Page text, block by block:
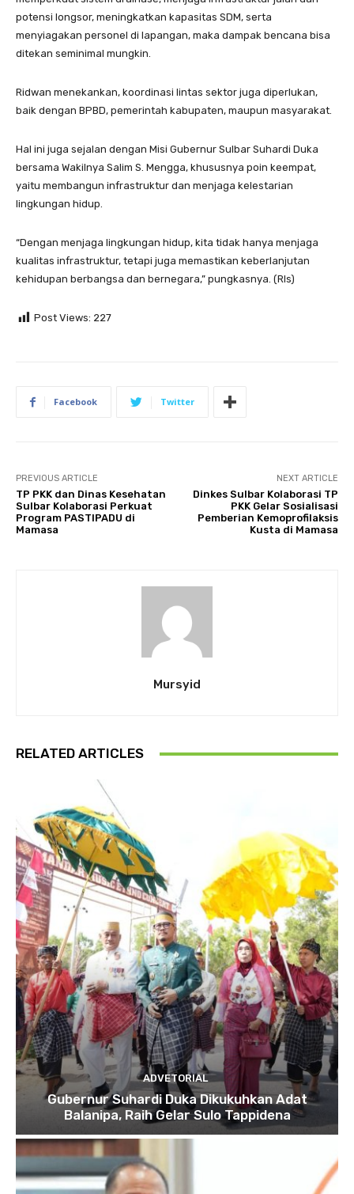
potensi longsor, meningkatkan kapasitas SDM, serta
menyiagakan personel di lapangan, maka dampak bencana bisa
ditekan seminimal mungkin.
Ridwan menekankan, koordinasi lintas sektor juga diperlukan,
baik dengan BPBD, pemerintah kabupaten, maupun masyarakat.
Hal ini juga sejalan dengan Misi Gubernur Sulbar Suhardi Duka
bersama Wakilnya Salim S. Mengga, khususnya poin keempat,
yaitu membangun infrastruktur dan menjaga kelestarian
lingkungan hidup.
“Dengan menjaga lingkungan hidup, kita tidak hanya menjaga
kualitas infrastruktur, tetapi juga memastikan keberlanjutan
kehidupan berbangsa dan bernegara,” pungkasnya. (Rls)
Post Views: 227
Facebook Twitter
PREVIOUS ARTICLE
TP PKK dan Dinas Kesehatan
Sulbar Kolaborasi Perkuat
Program PASTIPADU di
Mamasa
NEXT ARTICLE
Dinkes Sulbar Kolaborasi TP
PKK Gelar Sosialisasi
Pemberian Kemoprofilaksis
Kusta di Mamasa
Mursyid
RELATED ARTICLES
ADVETORIAL
Gubernur Suhardi Duka Dikukuhkan Adat
Balanipa, Raih Gelar Sulo Tappidena